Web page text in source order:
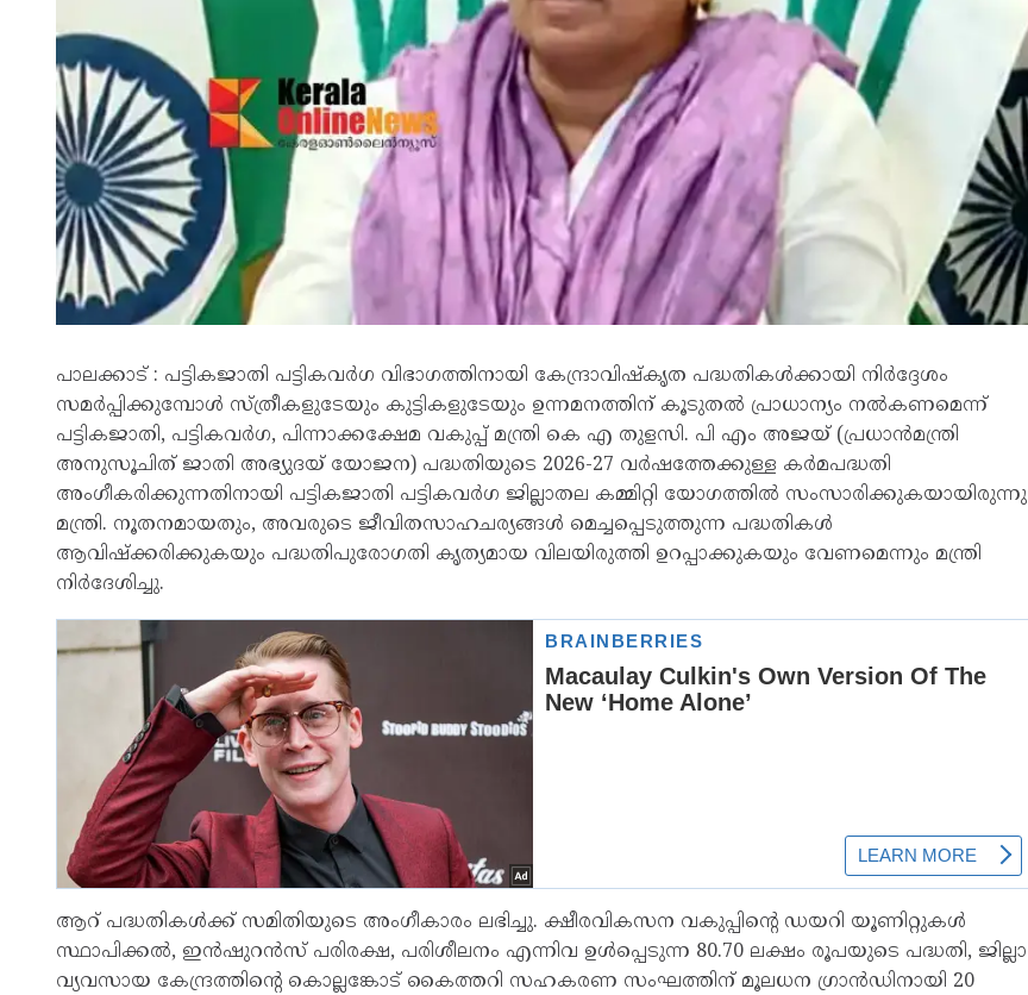
പാലക്കാട് : പട്ടികജാതി പട്ടികവർഗ വിഭാഗത്തിനായി കേന്ദ്രാവിഷ്‌കൃത പദ്ധതികൾക്കായി നിർദ്ദേശം
സമർപ്പിക്കുമ്പോൾ സ്ത്രീകളുടേയും കുട്ടികളുടേയും ഉന്നമനത്തിന് കൂടുതൽ പ്രാധാന്യം നൽകണമെന്ന്
പട്ടികജാതി, പട്ടികവർഗ, പിന്നാക്കക്ഷേമ വകുപ്പ് മന്ത്രി കെ എ തുളസി. പി എം അജയ് (പ്രധാൻമന്ത്രി
അനുസൂചിത് ജാതി അഭ്യുദയ് യോജന) പദ്ധതിയുടെ 2026-27 വർഷത്തേക്കുള്ള കർമപദ്ധതി
അംഗീകരിക്കുന്നതിനായി പട്ടികജാതി പട്ടികവർഗ ജില്ലാതല കമ്മിറ്റി യോഗത്തിൽ സംസാരിക്കുകയായിരുന്നു
മന്ത്രി. നൂതനമായതും, അവരുടെ ജീവിതസാഹചര്യങ്ങൾ മെച്ചപ്പെടുത്തുന്ന പദ്ധതികൾ
ആവിഷ്‌ക്കരിക്കുകയും പദ്ധതിപുരോഗതി കൃത്യമായ വിലയിരുത്തി ഉറപ്പാക്കുകയും വേണമെന്നും മന്ത്രി
നിർദേശിച്ചു.
ആറ് പദ്ധതികൾക്ക് സമിതിയുടെ അംഗീകാരം ലഭിച്ചു. ക്ഷീരവികസന വകുപ്പിന്റെ ഡയറി യൂണിറ്റുകൾ
സ്ഥാപിക്കൽ, ഇൻഷുറൻസ് പരിരക്ഷ, പരിശീലനം എന്നിവ ഉൾപ്പെടുന്ന 80.70 ലക്ഷം രൂപയുടെ പദ്ധതി, ജില്ലാ
വ്യവസായ കേന്ദ്രത്തിന്റെ കൊല്ലങ്കോട് കൈത്തറി സഹകരണ സംഘത്തിന് മൂലധന ഗ്രാൻഡിനായി 20